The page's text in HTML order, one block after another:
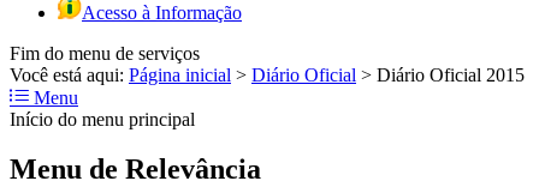
Acesso à Informação
Fim do menu de serviços
Você está aqui: Página inicial > Diário Oficial > Diário Oficial 2015
Menu
Início do menu principal
Menu de Relevância